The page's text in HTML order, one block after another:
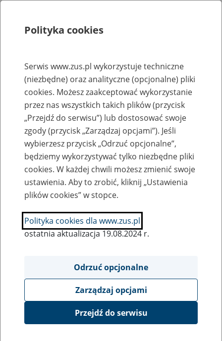
Rejestry, ewidencje i archiwa
Baza zlikwidowanych lub
przekształconych zakładów pracy
Nazwa zakładu pracy:
SZUKAJ
Ukryj wszystkie pozycje bazy
TKW COMBUSTION Spółka z
Polityka cookies
Serwis www.zus.pl wykorzystuje techniczne
(niezbędne) oraz analityczne (opcjonalne) pliki
cookies. Możesz zaakceptować wykorzystanie
przez nas wszystkich takich plików (przycisk
„Przejdź do serwisu”) lub dostosować swoje
zgody (przycisk „Zarządzaj opcjami”). Jeśli
wybierzesz przycisk „Odrzuć opcjonalne”,
będziemy wykorzystywać tylko niezbędne pliki
cookies. W każdej chwili możesz zmienić swoje
ustawienia. Aby to zrobić, kliknij „Ustawienia
plików cookies” w stopce.
Polityka cookies dla www.zus.pl
ostatnia aktualizacja 19.08.2024 r.
Odrzuć opcjonalne
Zarządzaj opcjami
Przejdź do serwisu